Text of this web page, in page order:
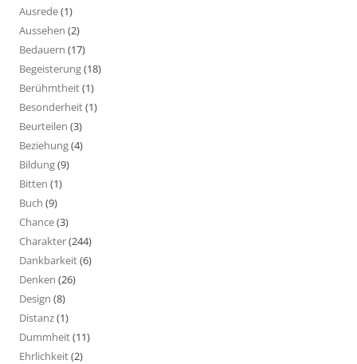
Ausrede(1)
Aussehen (2)
Bedauern (17)
Begeisterung(18)
Berühmtheit(1)
Besonderheit(1)
Beurteilen (3)
Beziehung(4)
Bildung(9)
Bitten (1)
Buch (9)
Chance(3)
Charakter(244)
Dankbarkeit(6)
Denken (26)
Design (8)
Distanz(1)
Dummheit(11)
Ehrlichkeit(2)